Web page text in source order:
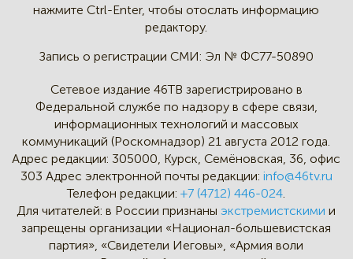
нажмите Ctrl-Enter, чтобы отослать информацию
редактору.
Запись о регистрации СМИ: Эл № ФС77-50890
Сетевое издание 46ТВ зарегистрировано в
Федеральной службе по надзору в сфере связи,
информационных технологий и массовых
коммуникаций (Роскомнадзор) 21 августа 2012 года.
Адрес редакции: 305000, Курск, Семёновская, 36, офис
303 Адрес электронной почты редакции: info@46tv.ru
Телефон редакции: +7 (4712) 446-024
Для читателей: в России признаныэкстремистскими и
запрещены организации «Национал-большевистская
партия», «Свидетели Иеговы», «Армия воли